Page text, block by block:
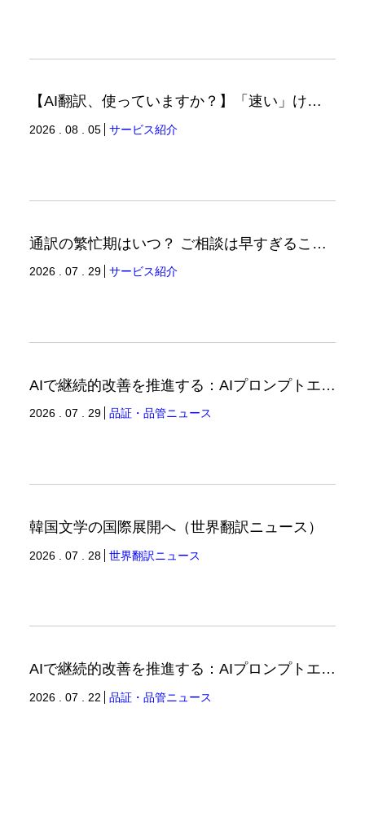
【AI翻訳、使っていますか？】「速い」けど「正しい」は別の話（翻訳ブログ）
2026 . 08 . 05 サービス紹介
通訳の繁忙期はいつ？ ご相談は早すぎることはありません。（通訳ブログ）
2026 . 07 . 29 サービス紹介
AIで継続的改善を推進する：AIプロンプトエンジニアリングへの品質思考の適用-3（品証品管ニュース）
2026 . 07 . 29 品証・品管ニュース
韓国文学の国際展開へ（世界翻訳ニュース）
2026 . 07 . 28 世界翻訳ニュース
AIで継続的改善を推進する：AIプロンプトエンジニアリングへの品質思考の適用-2（品証品管ニュース）
2026 . 07 . 22 品証・品管ニュース